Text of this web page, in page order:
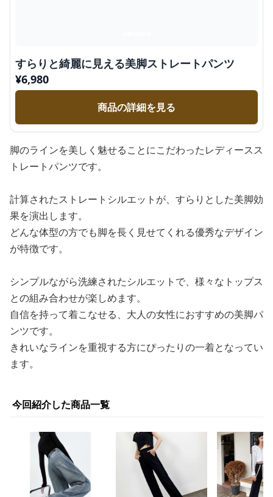
すらりと綺麗に見える美脚ストレートパンツ
¥6,980
商品の詳細を見る
脚のラインを美しく魅せることにこだわったレディースス
トレートパンツです。
計算されたストレートシルエットが、すらりとした美脚効
果を演出します。
どんな体型の方でも脚を長く見せてくれる優秀なデザイン
が特徴です。
シンプルながら洗練されたシルエットで、様々なトップス
との組み合わせが楽しめます。
自信を持って着こなせる、大人の女性におすすめの美脚パ
ンツです。
きれいなラインを重視する方にぴったりの一着となってい
ます。
今回紹介した商品一覧